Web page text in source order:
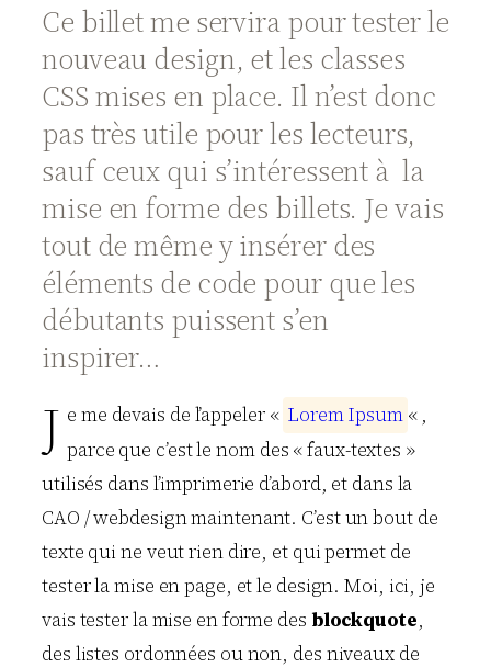
Ce billet me servira pour tester le
nouveau design, et les classes
CSS mises en place. Il n’est donc
pas très utile pour les lecteurs,
sauf ceux qui s’intéressent à la
mise en forme des billets. Je vais
tout de même y insérer des
éléments de code pour que les
débutants puissent s’en
inspirer…
J e me devais de l’appeler « LoremIpsum « ,
parce que c’est le nom des « faux-textes »
utilisés dans l’imprimerie d’abord, et dans la
CAO / webdesign maintenant. C’est un bout de
texte qui ne veut rien dire, et qui permet de
tester la mise en page, et le design. Moi, ici, je
vais tester la mise en forme des blockquote,
des listes ordonnées ou non, des niveaux de